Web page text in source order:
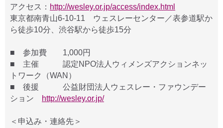
アクセス： http://wesley.or.jp/access/index.html
東京都南青山6-10-11 ウェスレーセンター／表参道駅か
ら徒歩10分、渋谷駅から徒歩15分
■ 参加費 1,000円
■ 主催 認定NPO法人ウィメンズアクションネッ
トワーク（WAN）
■ 後援 公益財団法人ウェスレー・ファウンデー
ション
http://wesley.or.jp/
＜申込み・連絡先＞